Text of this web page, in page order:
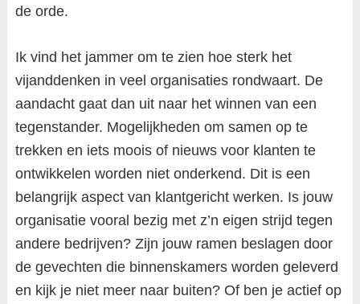
de orde.
Ik vind het jammer om te zien hoe sterk het
vijanddenken in veel organisaties rondwaart. De
aandacht gaat dan uit naar het winnen van een
tegenstander. Mogelijkheden om samen op te
trekken en iets moois of nieuws voor klanten te
ontwikkelen worden niet onderkend. Dit is een
belangrijk aspect van klantgericht werken. Is jouw
organisatie vooral bezig met z’n eigen strijd tegen
andere bedrijven? Zijn jouw ramen beslagen door
de gevechten die binnenskamers worden geleverd
en kijk je niet meer naar buiten? Of ben je actief op